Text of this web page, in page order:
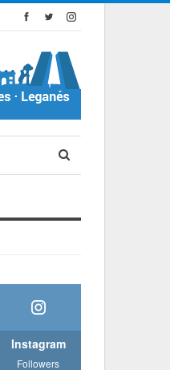
Instagram
Followers